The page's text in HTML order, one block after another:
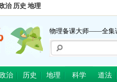
治 历史 地理
物理备课大师——全集
治 历史 地理 科学 道法